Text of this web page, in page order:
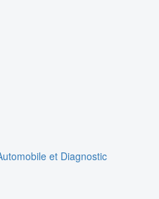
et Diagnostic